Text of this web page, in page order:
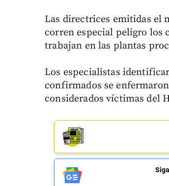
Las directrices emitidas el
corren especial peligro los
trabajan en las plantas
Los especialistas
confirmados se
considerados víctimas del